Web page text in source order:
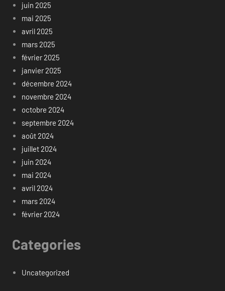
juin 2025
mai 2025
avril 2025
mars 2025
février 2025
janvier 2025
décembre 2024
novembre 2024
octobre 2024
septembre 2024
août 2024
juillet 2024
juin 2024
mai 2024
avril 2024
mars 2024
février 2024
Categories
Uncategorized